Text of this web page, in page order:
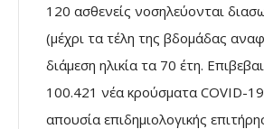
120 ασθενείς νοσηλεύονται
(μέχρι τα τέλη της βδομάδας
διάμεση ηλικία τα 70 έτη.
100.421 νέα κρούσματα COVID-
απουσία επιδημιολογικής